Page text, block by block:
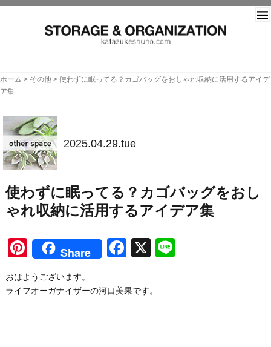
ホーム > その他 > 使わずに眠ってる？カゴバッグをおしゃれ収納に活用するアイデ
ア集
2025.04.29.tue
使わずに眠ってる？カゴバッグをおし
ゃれ収納に活用するアイデア集
Pinterest
Share Facebook
X
おはようございます。
ライフオーガナイザーの河口美果です。